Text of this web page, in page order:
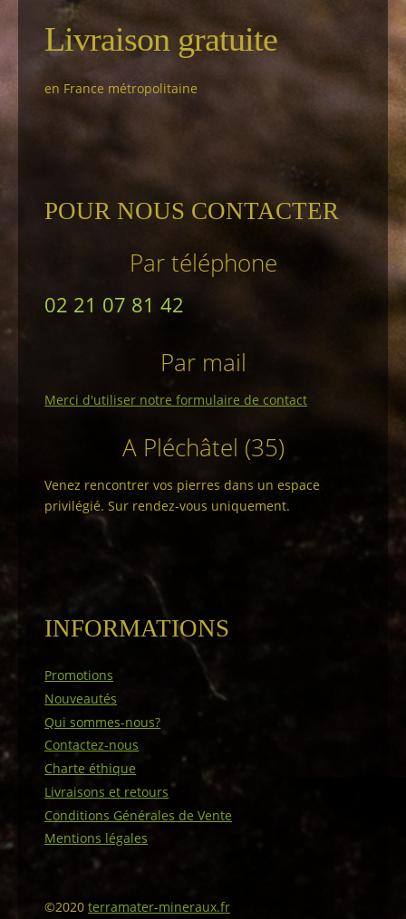
Livraison gratuite
en France métropolitaine
POUR NOUS CONTACTER
Par téléphone
02 21 07 81 42
Par mail
Merci d'utiliser notre formulaire de contact
A Pléchâtel (35)
Venez rencontrer vos pierres dans un espace
privilégié. Sur rendez-vous uniquement.
INFORMATIONS
Promotions
Nouveautés
Qui sommes-nous?
Contactez-nous
Charte éthique
Livraisons et retours
Conditions Générales de Vente
Mentions légales
©2020terramater-mineraux.fr